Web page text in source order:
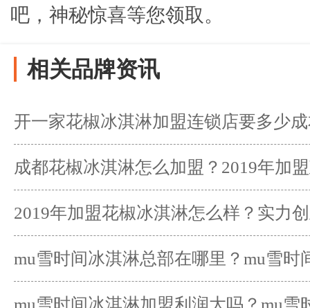
吧，神秘惊喜等您领取。
相关品牌资讯
开一家花椒冰淇淋加盟连锁店要多少
富路
成都花椒冰淇淋怎么加盟？2019年加
的？
2019年加盟花椒冰淇淋怎么样？实力
mu雪时间冰淇淋总部在哪里？mu雪时
样？
mu雪时间冰淇淋加盟利润大吗？mu雪